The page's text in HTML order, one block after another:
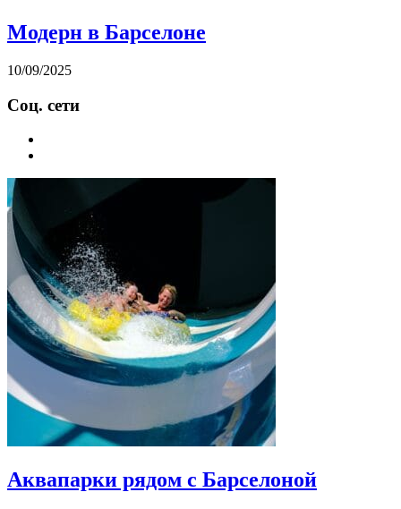
Модерн в Барселоне
10/09/2025
Соц. сети
Аквапарки рядом с Барселоной